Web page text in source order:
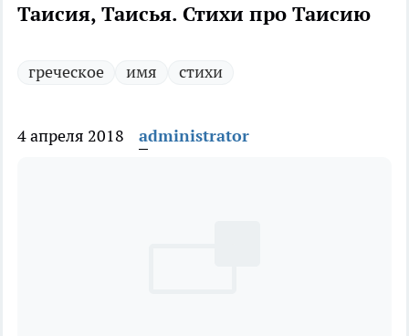
Таисия, Таисья. Стихи про Таисию
греческое имя стихи
4 апреля 2018 administrator